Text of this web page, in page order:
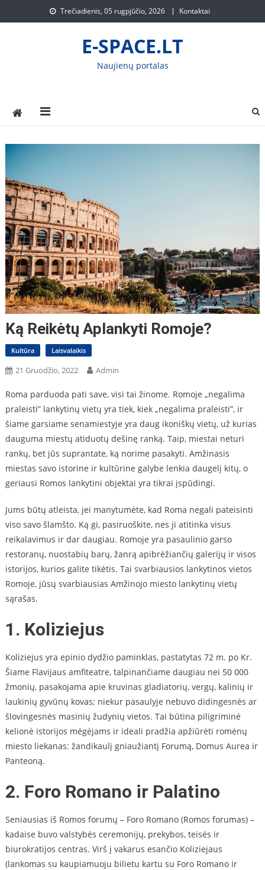
to
Trečiadienis, 05 rugpjūčio, 2026 Kontaktai
E-SPACE.LT
Naujienų portalas
Ką Reikėtų Aplankyti Romoje?
Kultūra Laisvalaikis
21 Gruodžio, 2022 Admin
Roma parduoda pati save, visi tai žinome. Romoje „negalima
praleisti” lankytinų vietų yra tiek, kiek „negalima praleisti”, ir
šiame garsiame senamiestyje yra daug ikoniškų vietų, už kurias
dauguma miestų atiduotų dešinę ranką. Taip, miestai neturi
rankų, bet jūs suprantate, ką norime pasakyti. Amžinasis
miestas savo istorine ir kultūrine galybe lenkia daugelį kitų, o
geriausi Romos lankytini objektai yra tikrai įspūdingi.
Jums būtų atleista, jei manytumėte, kad Roma negali pateisinti
viso savo šlamšto. Ką gi, pasiruoškite, nes ji atitinka visus
reikalavimus ir dar daugiau. Romoje yra pasaulinio garso
restoranų, nuostabių barų, žanrą apibrėžiančių galerijų ir visos
istorijos, kurios galite tikėtis. Tai svarbiausios lankytinos vietos
Romoje, jūsų svarbiausias Amžinojo miesto lankytinų vietų
sąrašas.
1. Koliziejus
Koliziejus yra epinio dydžio paminklas, pastatytas 72 m. po Kr.
Šiame Flavijaus amfiteatre, talpinančiame daugiau nei 50 000
žmonių, pasakojama apie kruvinas gladiatorių, vergų, kalinių ir
laukinių gyvūnų kovas; niekur pasaulyje nebuvo didingesnės ar
šlovingesnės masinių žudynių vietos. Tai būtina piligriminė
kelionė istorijos mėgėjams ir ideali pradžia apžiūrėti romėnų
miesto liekanas: žandikaulį gniaužiantį Forumą, Domus Aurea ir
Panteoną.
2. Foro Romano ir Palatino
Seniausias iš Romos forumų – Foro Romano (Romos forumas) –
kadaise buvo valstybės ceremonijų, prekybos, teisės ir
biurokratijos centras. Virš į vakarus esančio Koliziejaus
(lankomas su kaupiamuoju bilietu kartu su Foro Romano ir